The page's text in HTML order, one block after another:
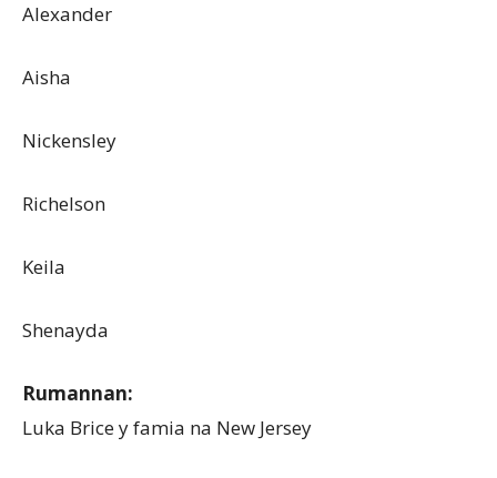
Alexander
Aisha
Nickensley
Richelson
Keila
Shenayda
Rumannan:
Luka Brice y famia na New Jersey